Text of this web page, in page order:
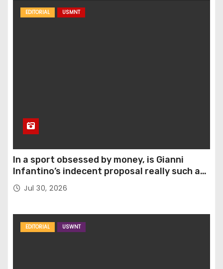
EDITORIAL USMNT
In a sport obsessed by money, is Gianni
Infantino’s indecent proposal really such a
surprise?
Jul 30, 2026
EDITORIAL USWNT